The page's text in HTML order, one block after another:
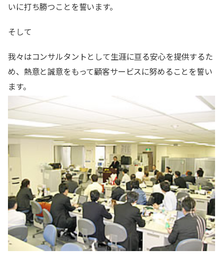
いに打ち勝つことを誓います。
そして
我々はコンサルタントとして生涯に亘る安心を提供するた
め、熱意と誠意をもって顧客サービスに努めることを誓い
ます。